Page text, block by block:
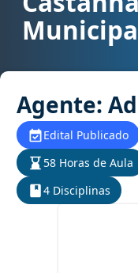
Agente:
Edital Publicado
58 Horas de Aula
4 Disciplinas